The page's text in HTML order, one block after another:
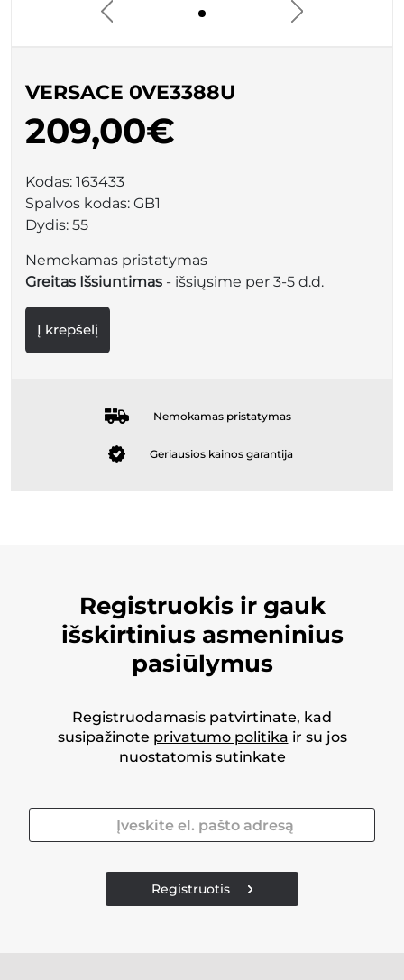
VERSACE 0VE3388U
209,00€
Kodas: 163433
Spalvos kodas: GB1
Dydis: 55
Nemokamas pristatymas
Greitas Išsiuntimas - išsiųsime per 3-5 d.d.
Į krepšelį
Nemokamas pristatymas
Geriausios kainos garantija
Registruokis ir gauk
išskirtinius asmeninius
pasiūlymus
Registruodamasis patvirtinate, kad
susipažinote privatumo politika ir su jos
nuostatomis sutinkate
Registruotis